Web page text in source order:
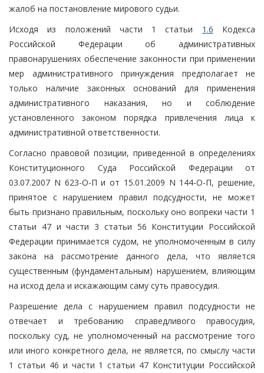
жалоб на постановление мирового судьи.
Исходя из положений части 1 статьи 1.6 Кодекса
Российской Федерации об административных
правонарушениях обеспечение законности при применении
мер административного принуждения предполагает не
только наличие законных оснований для применения
административного наказания, но и соблюдение
установленного законом порядка привлечения лица к
административной ответственности.
Согласно правовой позиции, приведенной в определениях
Конституционного Суда Российской Федерации от
03.07.2007 N 623-О-П и от 15.01.2009 N 144-О-П, решение,
принятое с нарушением правил подсудности, не может
быть признано правильным, поскольку оно вопреки части 1
статьи 47 и части 3 статьи 56 Конституции Российской
Федерации принимается судом, не уполномоченным в силу
закона на рассмотрение данного дела, что является
существенным (фундаментальным) нарушением, влияющим
на исход дела и искажающим саму суть правосудия.
Разрешение дела с нарушением правил подсудности не
отвечает и требованию справедливого правосудия,
поскольку суд, не уполномоченный на рассмотрение того
или иного конкретного дела, не является, по смыслу части
1 статьи 46 и части 1 статьи 47 Конституции Российской